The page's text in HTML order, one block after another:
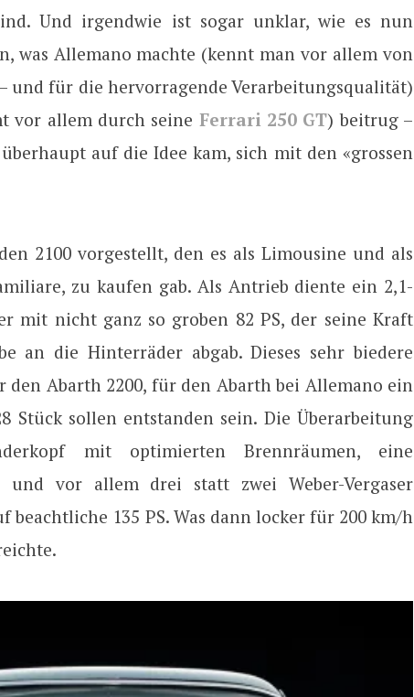
Und irgendwie ist sogar unklar, wie es nun
was Allemano machte (kennt man vor allem von
und für die hervorragende Verarbeitungsqualität)
vor allem durch seine Ferrari 250 GT) beitrug –
auf die Idee kam, sich mit den «grossen
2100 vorgestellt, den es als Limousine und als
zu kaufen gab. Als Antrieb diente ein 2,1-
mit nicht ganz so groben 82 PS, der seine Kraft
an die Hinterräder abgab. Dieses sehr biedere
den Abarth 2200, für den Abarth bei Allemano ein
Stück sollen entstanden sein. Die Überarbeitung
mit optimierten Brennräumen, eine
und vor allem drei statt zwei Weber-Vergaser
beachtliche 135 PS. Was dann locker für 200 km/h